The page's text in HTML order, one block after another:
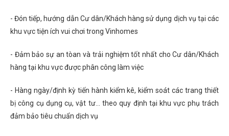
- Đón tiếp, hướng dẫn Cư dân/Khách hàng sử dụng dịch vụ tại các
khu vực tiện ích vui chơi trong Vinhomes
- Đảm bảo sự an tòan và trải nghiệm tốt nhất cho Cư dân/Khách
hàng tại khu vực được phân công làm việc
- Hàng ngày/định kỳ tiến hành kiểm kê, kiểm soát các trang thiết
bị công cụ dụng cụ, vật tư... theo quy định tại khu vực phụ trách
đảm bảo tiêu chuẩn dịch vụ